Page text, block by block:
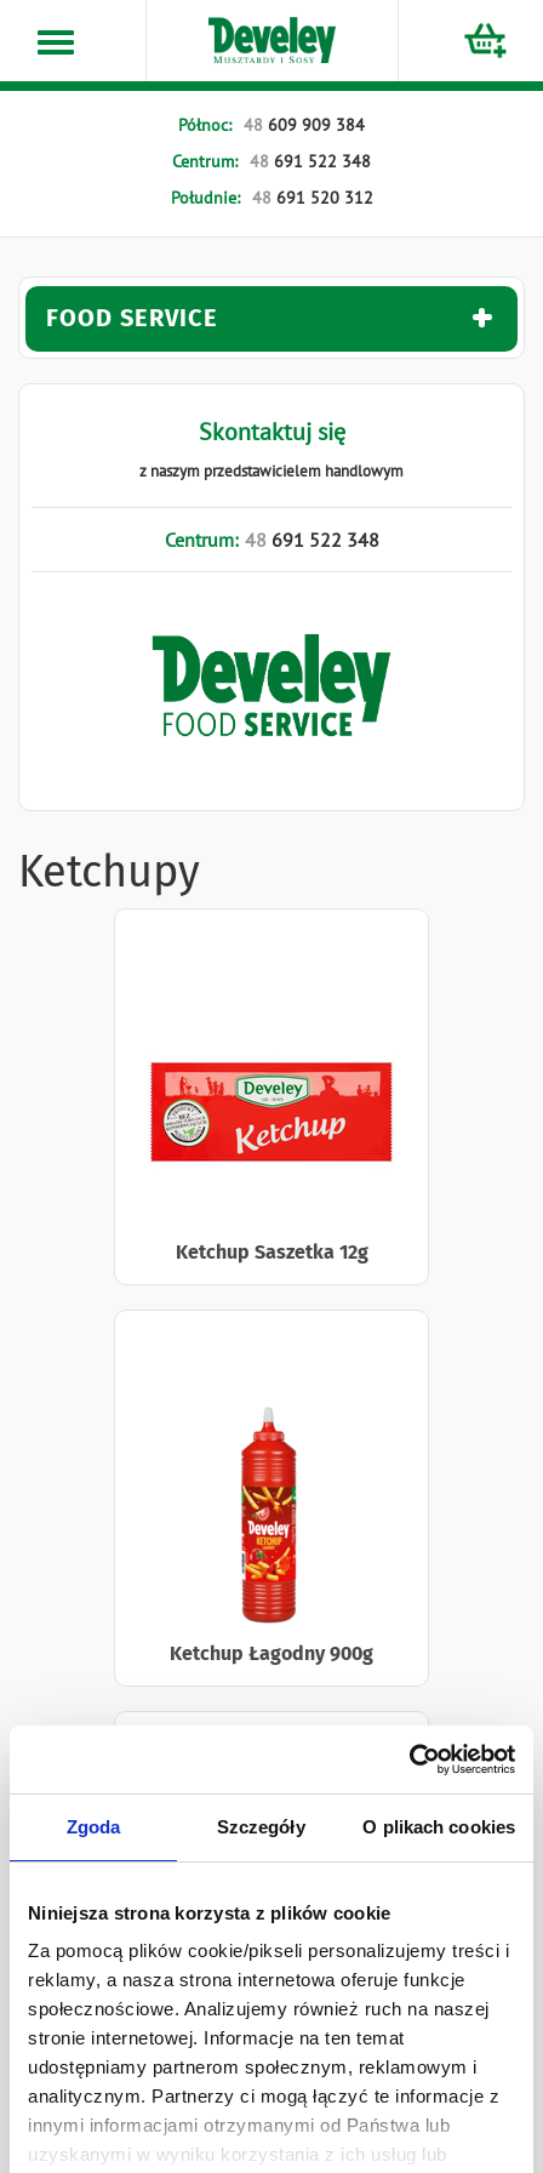
Zgoda Szczegóły O plikach cookies
Niniejsza strona korzysta z plików cookie
Za pomocą plików cookie/pikseli personalizujemy treści i
reklamy, a nasza strona internetowa oferuje funkcje
społecznościowe. Analizujemy również ruch na naszej
stronie internetowej. Informacje na ten temat
udostępniamy partnerom społecznym, reklamowym i
analitycznym. Partnerzy ci mogą łączyć te informacje z
innymi informacjami otrzymanymi od Państwa lub
uzyskanymi w wyniku korzystania z ich usług lub
Północ: 48 609 909 384
Centrum: 48 691 522 348
Południe: 48 691 520 312
FOOD SERVICE
Skontaktuj się
z naszym przedstawicielem handlowym
Centrum: 48 691 522 348
Ketchupy
Ketchup Saszetka 12g
Ketchup Łagodny 900g
Ketchup Pikantny 900g